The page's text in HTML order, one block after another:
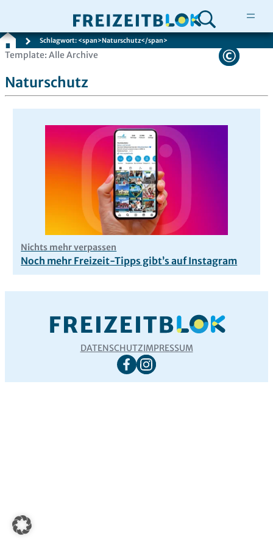
Zum
springen
Schlagwort: <span>Naturschutz</span>
Template: Alle Archive
Naturschutz
Nichts mehr verpassen
Noch mehr Freizeit-Tipps gibt’s auf Instagram
DATENSCHUTZIMPRESSUM